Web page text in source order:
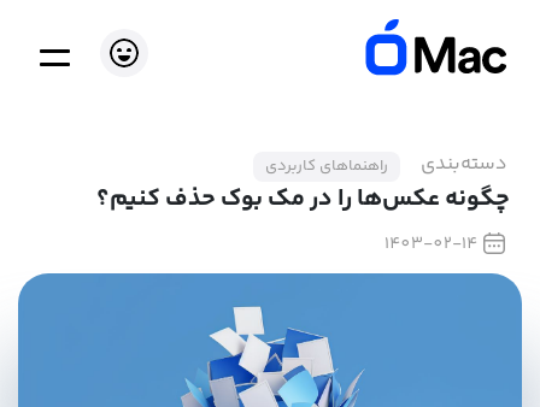
دسته‌بندی راهنماهای کاربردی
چگونه عکس‌ها را در مک بوک حذف کنیم؟
1403-02-14